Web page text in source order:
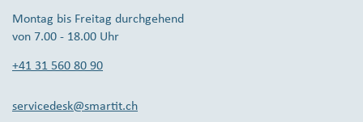
Montag bis Freitag durchgehend
von 7.00 - 18.00 Uhr
+41 31 560 80 90
servicedesk@smartit.ch